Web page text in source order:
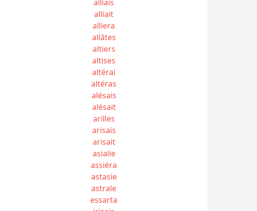
alliais
alliait
alliera
allâtes
altiers
altises
altérai
altéras
alésais
alésait
arilles
arisais
arisait
asialie
assiéra
astasie
astrale
essarta